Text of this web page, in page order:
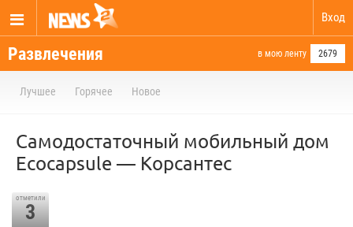
Вход
Развлечения в мою ленту 2679
Лучшее Горячее Новое
Самодостаточный мобильный дом
Ecocapsule — Корсантес
отметили
3